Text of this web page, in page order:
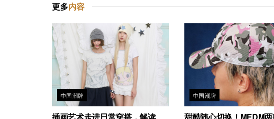
更多内容
中国潮牌 中国潮牌